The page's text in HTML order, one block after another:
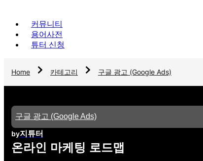
커뮤니티
용어사전
튜터 신청
Home 카테고리 구글 광고 (Google Ads)
구글 광고 (Google Ads)
by지튜터
온라인 마케팅 로드맵